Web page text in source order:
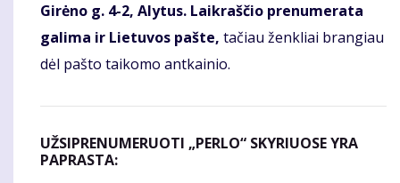
Girėno g. 4-2, Alytus. Laikraščio prenumerata
galima ir Lietuvos pašte, tačiau ženkliai brangiau
dėl pašto taikomo antkainio.
UŽSIPRENUMERUOTI „PERLO“ SKYRIUOSE YRA
PAPRASTA: